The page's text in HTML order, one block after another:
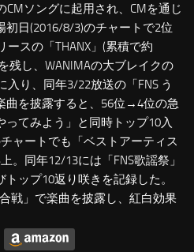
ソングに起用され、CMを通じ
日(2016/8/3)のチャートで2位
スの「THANX」(累積で約
残し、WANIMAの大ブレイクの
入り、同年3/22放送の「FNS う
曲を披露すると、56位→4位の急
ってみよう」と同時トップ10入
ャートでも「ベストアーティス
。同年12/13には「FNS歌謡祭」
ップ10返り咲きを記録した。
戦」で楽曲を披露し、紅白効果